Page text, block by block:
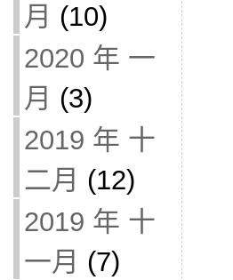
月 (10)
2020 年 一
月 (3)
2019 年 十
二月 (12)
2019 年 十
一月 (7)